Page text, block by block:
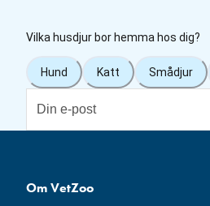
Vilka husdjur bor hemma hos dig?
Hund Katt Smådjur
Om VetZoo